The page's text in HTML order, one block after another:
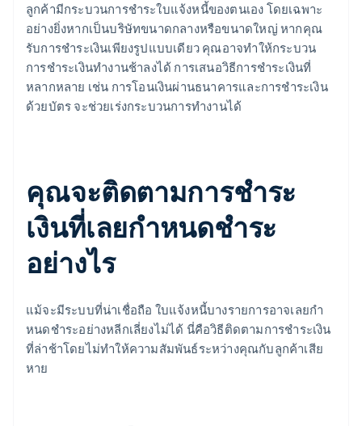
ลูกค้ามีกระบวนการชำระใบแจ้งหนี้ของตนเอง โดยเฉพาะ
อย่างยิ่งหากเป็นบริษัทขนาดกลางหรือขนาดใหญ่ หากคุณ
รับการชําระเงินเพียงรูปแบบเดียว คุณอาจทําให้กระบวน
การชําระเงินทํางานช้าลงได้ การเสนอวิธีการชําระเงินที่
หลากหลาย เช่น การโอนเงินผ่านธนาคารและการชําระเงิน
ด้วยบัตร จะช่วยเร่งกระบวนการทํางานได้
คุณจะติดตามการชําระ
เงินที่เลยกําหนดชําระ
อย่างไร
แม้จะมีระบบที่น่าเชื่อถือ ใบแจ้งหนี้บางรายการอาจเลยกํา
หนดชําระอย่างหลีกเลี่ยงไม่ได้ นี่คือวิธีติดตามการชําระเงิน
ที่ล่าช้าโดยไม่ทําให้ความสัมพันธ์ระหว่างคุณกับลูกค้าเสีย
หาย